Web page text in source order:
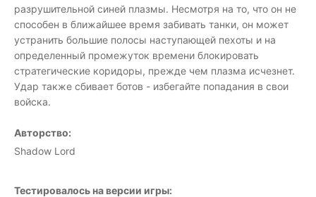
разрушительной синей плазмы. Несмотря на то, что он не
способен в ближайшее время забивать танки, он может
устранить большие полосы наступающей пехоты и на
определенный промежуток времени блокировать
стратегические коридоры, прежде чем плазма исчезнет.
Удар также сбивает ботов - избегайте попадания в свои
войска.
Авторство:
Shadow Lord
Тестировалось на версии игры: